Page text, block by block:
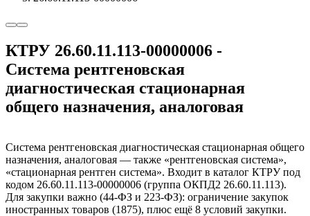
КТРУ 26.60.11.113-00000006 -
Система рентгеновская
диагностическая стационарная
общего назначения, аналоговая
Система рентгеновская диагностическая стационарная общего
назначения, аналоговая — также «рентгеновская система»,
«стационарная рентген система». Входит в каталог КТРУ под
кодом 26.60.11.113-00000006 (группа ОКПД2 26.60.11.113).
Для закупки важно (44-ФЗ и 223-ФЗ): ограничение закупок
иностранных товаров (1875), плюс ещё 8 условий закупки.